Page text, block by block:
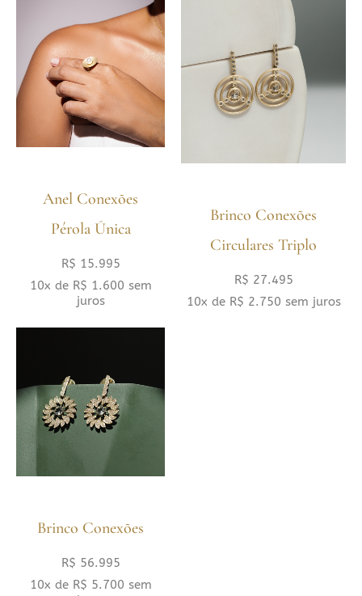
Anel Conexões
Pérola Única
R$ 15.995
10x de R$ 1.600 sem
juros
Brinco Conexões
Circulares Triplo
R$ 27.495
10x de R$ 2.750 sem juros
Brinco Conexões
R$ 56.995
10x de R$ 5.700 sem